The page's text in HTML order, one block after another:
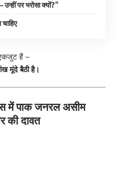
पर भरोसा क्यों?”
एकजुट हैं –
मूंदे बैठी है।
में पाक जनरल असीम
की दावत